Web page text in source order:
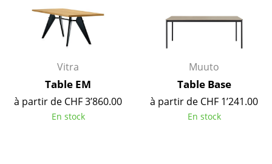
Lampes de sol
Appliques murales
Luminaires d’extérieur
Lampes sans fil
... voir tous les luminaires
Vitra
Table EM
à partir de CHF 3’860.00
En stock
Muuto
Table Base
à partir de CHF 1’241.00
En stock